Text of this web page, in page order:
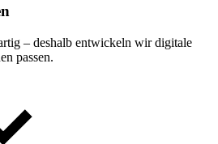
– deshalb entwickeln wir digitale
passen.